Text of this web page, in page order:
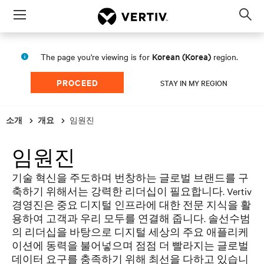
Menu
The page you're viewing is for Korean (Korea) region.
PROCEED STAY IN MY REGION
소개 개요 임원진
임원진
기술 혁신을 주도하며 번창하는 글로벌 브랜드를 구
축하기 위해서는 강력한 리더십이 필요합니다. Vertiv
경영진은 중요 디지털 인프라에 대한 전문 지식을 활
용하여 고객과 우리 모두를 연결해 줍니다. 솔선수범
의 리더십을 바탕으로 디지털 세상의 주요 애플리케
이션에 동력을 불어넣으며 점점 더 빨라지는 글로벌
데이터 요구를 충족하기 위해 최선을 다하고 있습니